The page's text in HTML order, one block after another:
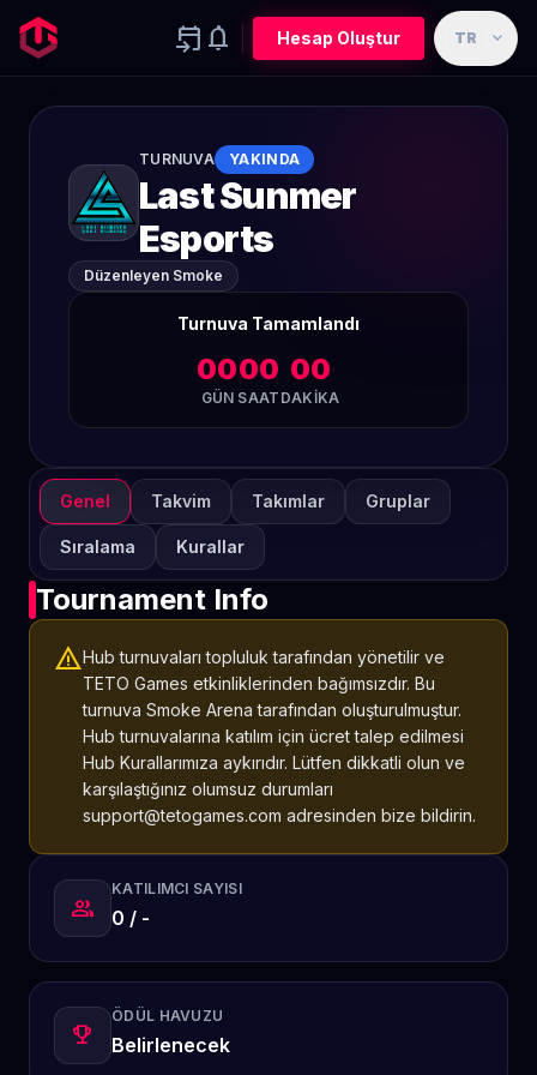
event_upcoming notifications Hesap Oluştur TR expand_more
TURNUVA YAKINDA
Last Sunmer
Esports
Düzenleyen Smoke
Turnuva Tamamlandı
00
GÜN
00
SAAT
00
DAKIKA
Genel Takvim Takımlar Gruplar
Sıralama Kurallar
Tournament Info
warningHub turnuvaları topluluk tarafından yönetilir ve
TETO Games etkinliklerinden bağımsızdır. Bu
turnuva Smoke Arena tarafından oluşturulmuştur.
Hub turnuvalarına katılım için ücret talep edilmesi
Hub Kurallarımıza aykırıdır. Lütfen dikkatli olun ve
karşılaştığınız olumsuz durumları
support@tetogames.com adresinden bize bildirin.
group
KATILIMCI SAYISI
0 / -
emoji_events
ÖDÜL HAVUZU
Belirlenecek